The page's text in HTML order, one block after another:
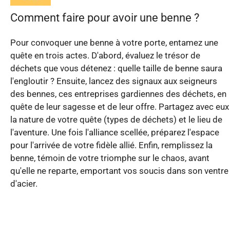
Comment faire pour avoir une benne ?
Pour convoquer une benne à votre porte, entamez une
quête en trois actes. D'abord, évaluez le trésor de
déchets que vous détenez : quelle taille de benne saura
l'engloutir ? Ensuite, lancez des signaux aux seigneurs
des bennes, ces entreprises gardiennes des déchets, en
quête de leur sagesse et de leur offre. Partagez avec eux
la nature de votre quête (types de déchets) et le lieu de
l'aventure. Une fois l'alliance scellée, préparez l'espace
pour l'arrivée de votre fidèle allié. Enfin, remplissez la
benne, témoin de votre triomphe sur le chaos, avant
qu'elle ne reparte, emportant vos soucis dans son ventre
d'acier.